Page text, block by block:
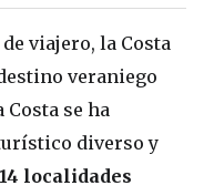
viajero, la Costa
veraniego
se ha
diverso y
14 localidades